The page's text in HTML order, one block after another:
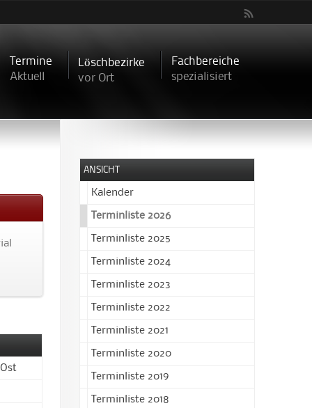
Termine
Aktuell
Löschbezirke
vor Ort
Fachbereiche
spezialisiert
ANSICHT
Kalender
Terminliste 2026
Terminliste 2025
Terminliste 2024
Terminliste 2023
Terminliste 2022
Terminliste 2021
Terminliste 2020
Terminliste 2019
Terminliste 2018